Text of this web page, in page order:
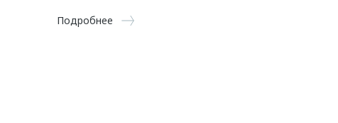
Подробнее